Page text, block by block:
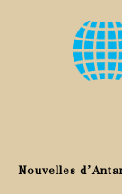
Nouvelles